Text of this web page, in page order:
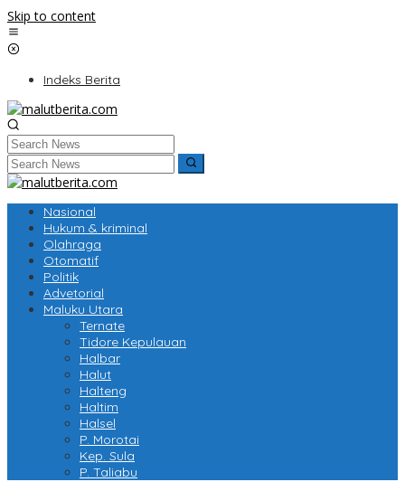
Skip to content
Indeks Berita
Nasional
Hukum & kriminal
Olahraga
Otomatif
Politik
Advetorial
Maluku Utara
Ternate
Tidore Kepulauan
Halbar
Halut
Halteng
Haltim
Halsel
P. Morotai
Kep. Sula
P. Taliabu